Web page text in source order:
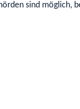
sind möglich,